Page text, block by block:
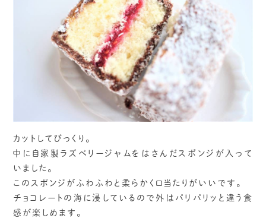
カットしてびっくり。
中に自家製ラズベリージャムをはさんだスポンジが入って
いました。
このスポンジがふわふわと柔らかく口当たりがいいです。
チョコレートの海に浸しているので外はパリパリッと違う食
感が楽しめます。